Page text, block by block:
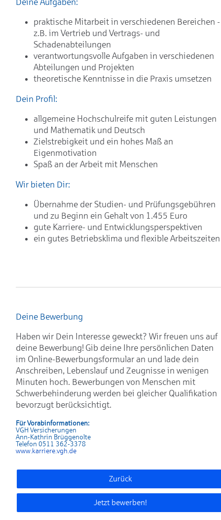
praktische Mitarbeit in verschiedenen Bereichen -
z.B. im Vertrieb und Vertrags- und
Schadenabteilungen
verantwortungsvolle Aufgaben in verschiedenen
Abteilungen und Projekten
theoretische Kenntnisse in die Praxis umsetzen
Dein Profil:
allgemeine Hochschulreife mit guten Leistungen
und Mathematik und Deutsch
Zielstrebigkeit und ein hohes Maß an
Eigenmotivation
Spaß an der Arbeit mit Menschen
Wir bieten Dir:
Übernahme der Studien- und Prüfungsgebühren
und zu Beginn ein Gehalt von 1.455 Euro
gute Karriere- und Entwicklungsperspektiven
ein gutes Betriebsklima und flexible Arbeitszeiten
Deine Bewerbung
Haben wir Dein Interesse geweckt? Wir freuen uns auf
deine Bewerbung! Gib deine Ihre persönlichen Daten
im Online-Bewerbungsformular an und lade dein
Anschreiben, Lebenslauf und Zeugnisse in wenigen
Minuten hoch. Bewerbungen von Menschen mit
Schwerbehinderung werden bei gleicher Qualifikation
bevorzugt berücksichtigt.
Für Vorabinformationen:
VGH Versicherungen
Ann-Kathrin Brüggenolte
Telefon 0511 362-3378
www.karriere.vgh.de
Zurück
Jetzt bewerben!